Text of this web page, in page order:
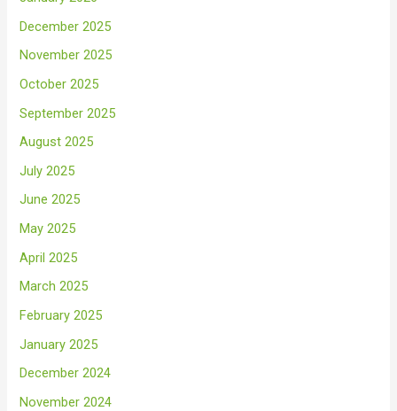
December 2025
November 2025
October 2025
September 2025
August 2025
July 2025
June 2025
May 2025
April 2025
March 2025
February 2025
January 2025
December 2024
November 2024